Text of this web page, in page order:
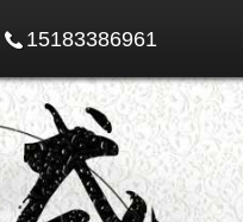
15183386961